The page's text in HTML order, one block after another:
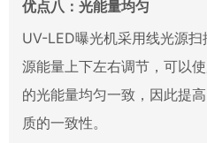
优点八：光能量均匀
UV-LED曝光机采用线光源
源能量上下左右调节，可以
的光能量均匀一致，因此提
质的一致性。